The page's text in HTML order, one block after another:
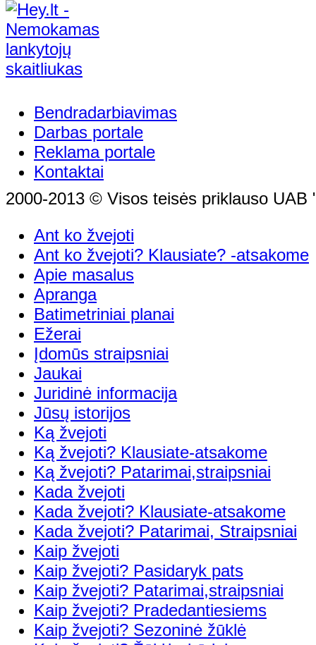
Bendradarbiavimas
Darbas portale
Reklama portale
Kontaktai
2000-2013 © Visos teisės priklauso UAB
Ant ko žvejoti
Ant ko žvejoti? Klausiate? -atsakome
Apie masalus
Apranga
Batimetriniai planai
Ežerai
Įdomūs straipsniai
Jaukai
Juridinė informacija
Jūsų istorijos
Ką žvejoti
Ką žvejoti? Klausiate-atsakome
Ką žvejoti? Patarimai,straipsniai
Kada žvejoti
Kada žvejoti? Klausiate-atsakome
Kada žvejoti? Patarimai, Straipsniai
Kaip žvejoti
Kaip žvejoti? Pasidaryk pats
Kaip žvejoti? Patarimai,straipsniai
Kaip žvejoti? Pradedantiesiems
Kaip žvejoti? Sezoninė žūklė